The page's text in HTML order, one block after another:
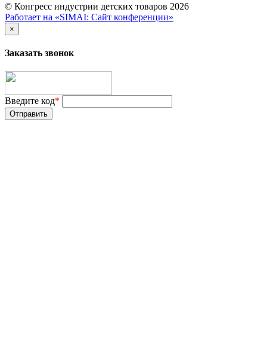
© Конгресс индустрии детских товаров 2026
Работает на «SIMAI: Сайт конференции»
×
Заказать звонок
Введите код*
Отправить